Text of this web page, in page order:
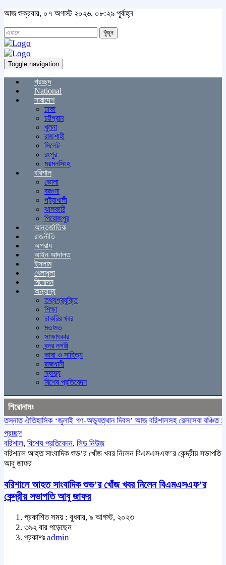
আজ শুক্রবার, ০৭ অগাস্ট ২০২৬, ০৮:২৯ পূর্বাহ্ন
খুঁজুন
Toggle navigation
প্রচ্ছদ
National
সারাদেশ
ঢাকা
চট্টগ্রাম
খুলনা
রাজশাহী
সিলেট
রংপুর
ময়মনসিংহ
বরিশাল
ভোলা
বরগুনা
পটুয়াখালী
ঝালকাঠি
পিরোজপুর
আন্তর্জাতিক
রাজনীতি
অপরাধ
আইন আদালত
ইসলাম
খেলাধুলা
বিনোদন
অন্যান্য
তথ্যপ্রযুক্তি
শিক্ষা
চাকরির খবর
মতামত
সাক্ষাৎকার
বন্দর নগরী
ভাষা ও সাহিত্য
রাজধানী
স্বাস্থ্য
বিশেষ প্রতিবেদন
শিরোনামঃ
ঐতিহাসিক ‌‘জুলাই গণ-অভ্যুত্থান দিবস’ আজ বরিশালসহ রেলসেবা বঞ্চিত ১৬
প্রচ্ছদ
বরিশাল, বিশেষ প্রতিবেদন, লিড নিউজ
বরিশালে আহত সাংবাদিক শুভ’র খোঁজ খবর নিলেন বিএমএসএফ’র কেন্দ্রীয় সভাপতি
আবু জাফর
বরিশালে আহত সাংবাদিক শুভ’র খোঁজ খবর নিলেন বিএমএসএফ’র
কেন্দ্রীয় সভাপতি আবু জাফর
প্রকাশিত সময় : বুধবার, ৯ আগস্ট, ২০২৩
৩৯২ বার পড়েছেন
প্রকাশঃ admin